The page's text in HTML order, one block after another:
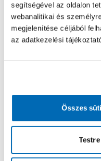
segítségével az oldalon
webanalitikai és
megjelenítése céljából
az adatkezelési
Összes